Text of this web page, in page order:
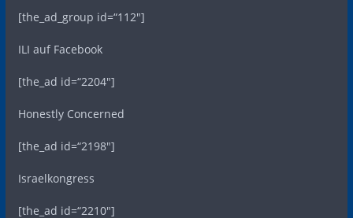
[the_ad_group id=“112″]
ILI auf Facebook
[the_ad id=“2204″]
Honestly Concerned
[the_ad id=“2198″]
Israelkongress
[the_ad id=“2210″]